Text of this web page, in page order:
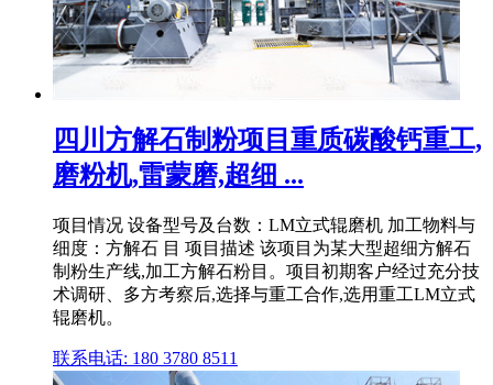
四川方解石制粉项目重质碳酸钙重工,
磨粉机,雷蒙磨,超细 ...
项目情况 设备型号及台数：LM立式辊磨机 加工物料与
细度：方解石 目 项目描述 该项目为某大型超细方解石
制粉生产线,加工方解石粉目。项目初期客户经过充分技
术调研、多方考察后,选择与重工合作,选用重工LM立式
辊磨机。
联系电话: 180 3780 8511